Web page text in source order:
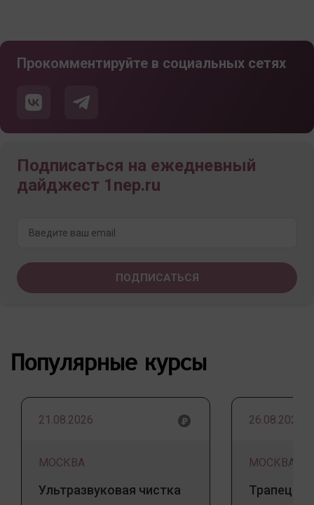
Прокомментируйте в социальных сетях
Подписаться на ежедневный
дайджест 1nep.ru
Популярные курсы
21.08.2026
МОСКВА
Ультразвуковая чистка
26.08.2026
МОСКВА
Трапеция